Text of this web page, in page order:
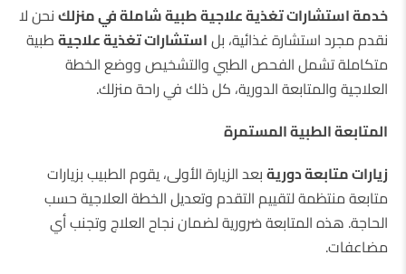
خدمة استشارات تغذية علاجية طبية شاملة في منزلكنحن لا
نقدم مجرد استشارة غذائية، بلاستشارات تغذية علاجيةطبية
متكاملة تشمل الفحص الطبي والتشخيص ووضع الخطة
العلاجية والمتابعة الدورية، كل ذلك في راحة منزلك.
المتابعة الطبية المستمرة
زيارات متابعة دوريةبعد الزيارة الأولى، يقوم الطبيب بزيارات
متابعة منتظمة لتقييم التقدم وتعديل الخطة العلاجية حسب
الحاجة. هذه المتابعة ضرورية لضمان نجاح العلاج وتجنب أي
مضاعفات.